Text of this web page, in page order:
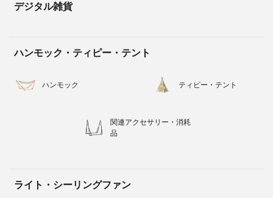
デジタル雑貨
ハンモック・ティピー・テント
ハンモック ティピー・テント
関連アクセサリー・消耗
品
ライト・シーリングファン